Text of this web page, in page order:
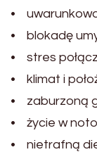
•
• blokadę
• stres
• klimat i
• zaburzoną
• życie w
• nietrafną